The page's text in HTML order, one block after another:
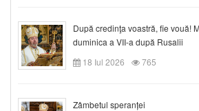
După credinţa voastră, fie vouă!
duminica a VII-a după Rusalii
18 Iul 2026
765
Zâmbetul speranței